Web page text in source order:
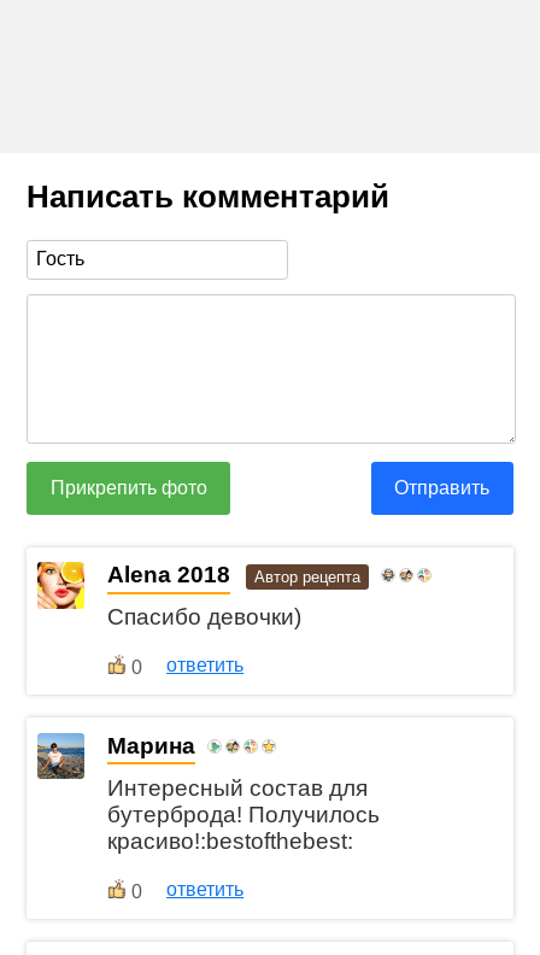
Написать комментарий
Прикрепить фото Отправить
Alena 2018 Автор рецепта
Спасибо девочки)
0 ответить
Марина
Интересный состав для
бутерброда! Получилось
красиво!:bestofthebest:
0 ответить